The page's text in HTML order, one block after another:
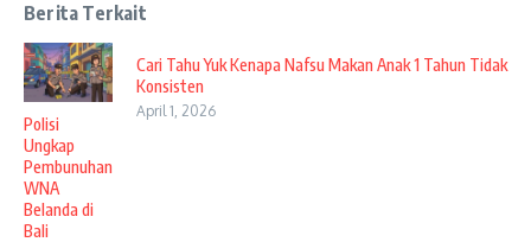
Berita Terkait
Polisi
Ungkap
Pembunuhan
WNA
Belanda di
Bali
Cari Tahu Yuk Kenapa Nafsu Makan Anak 1 Tahun Tidak
Konsisten
April 1, 2026